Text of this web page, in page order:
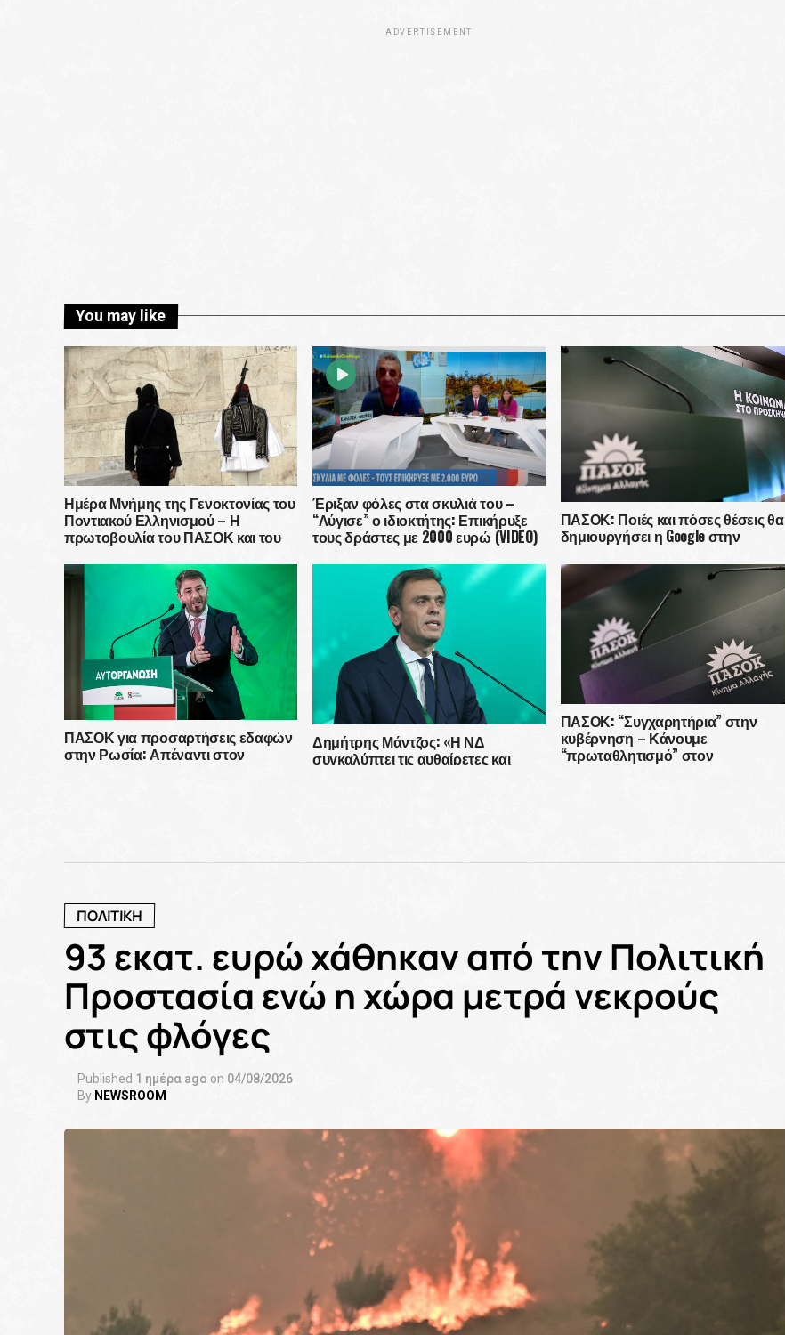
ADVERTISEMENT
You may like
Ημέρα Μνήμης της Γενοκτονίας του
Ποντιακού Ελληνισμού – Η
πρωτοβουλία του ΠΑΣΟΚ και του
Έριξαν φόλες στα σκυλιά του –
“Λύγισε” ο ιδιοκτήτης: Επικήρυξε
τους δράστες με 2000 ευρώ (VIDEO)
ΠΑΣΟΚ: Ποιές και πόσες θέσεις θα
δημιουργήσει η Google στην
κοινωνία!
ΠΑΣΟΚ για προσαρτήσεις εδαφών
στην Ρωσία: Απέναντι στον
Δημήτρης Μάντζος: «Η ΝΔ
συγκαλύπτει τις αυθαίρετες και
ΠΑΣΟΚ: “Συγχαρητήρια” στην
κυβέρνηση – Κάνουμε
“πρωταθλητισμό” στον
ΠΟΛΙΤΙΚΗ
93 εκατ. ευρώ χάθηκαν από την Πολιτική
Προστασία ενώ η χώρα μετρά νεκρούς
στις φλόγες
Published 1 ημέρα ago on 04/08/2026
By NEWSROOM